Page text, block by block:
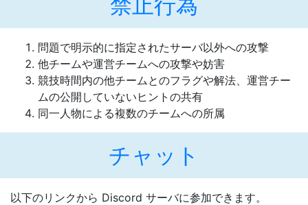
問題で明示的に指定されたサーバ以外への攻撃
他チームや運営チームへの攻撃や妨害
競技時間内の他チームとのフラグや解法、運営チー
ムの公開していないヒントの共有
同一人物による複数のチームへの所属
チャット
以下のリンクから Discord サーバに参加できます。